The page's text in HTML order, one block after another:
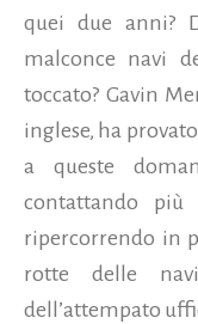
quei due anni?
malconce navi
toccato? Gavin
inglese, ha
a queste
contattando
ripercorrendo in
rotte delle
dell’attempato